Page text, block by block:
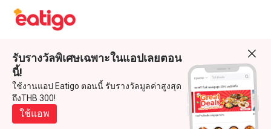
รับรางวัลพิเศษเฉพาะในแอปเลยตอน
นี้!
ใช้งานแอป Eatigo ตอนนี้ รับรางวัลมูลค่าสูงสุด
ถึงTHB 300!
ใช้แอพ